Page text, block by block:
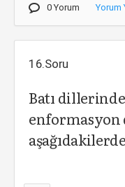
0 Yorum Yorum
16.Soru
Batı
enformasyon